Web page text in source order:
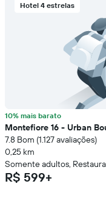
Hotel 4 estrelas
10% mais barato
Montefiore 16 - Urban
7.8 Bom (1.127 avaliações)
0,25 km
Somente adultos,
R$ 599+